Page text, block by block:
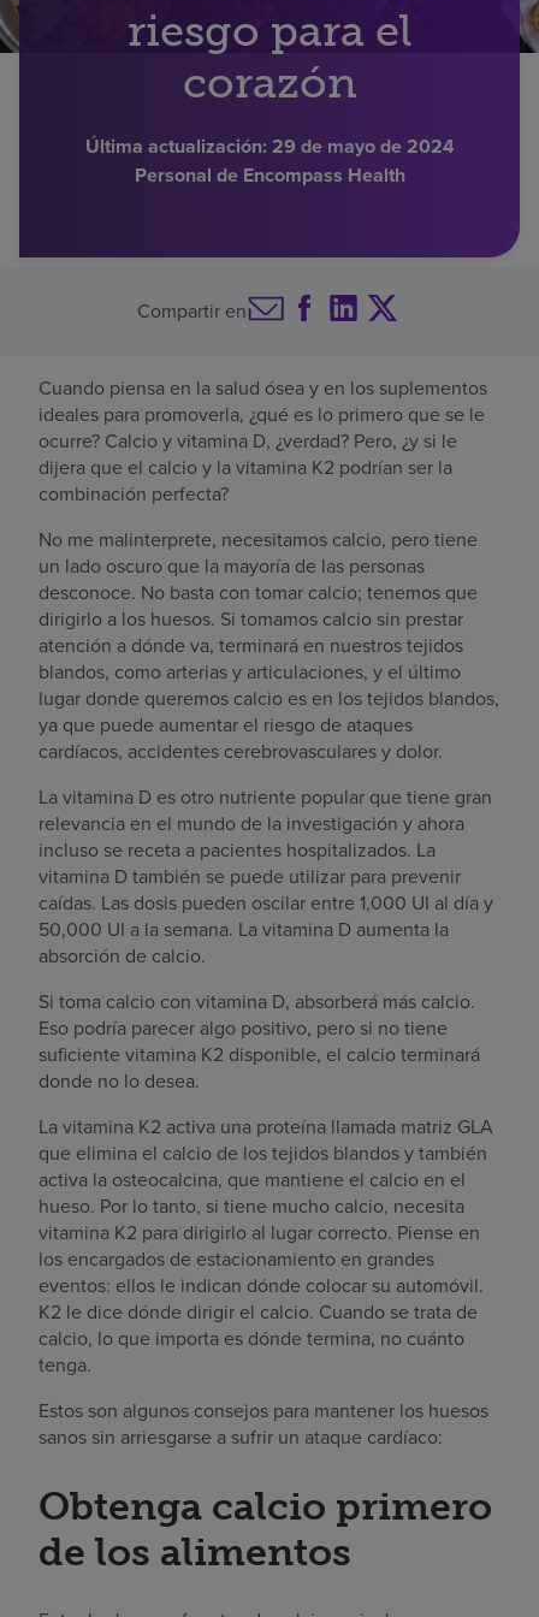
Buscar un centroriesgo para el
corazón
Última actualización: 29 de mayo de 2024
Personal de Encompass Health
Compartir en
Cuando piensa en la salud ósea y en los suplementos
ideales para promoverla, ¿qué es lo primero que se le
ocurre? Calcio y vitamina D, ¿verdad? Pero, ¿y si le
dijera que el calcio y la vitamina K2 podrían ser la
combinación perfecta?
No me malinterprete, necesitamos calcio, pero tiene
un lado oscuro que la mayoría de las personas
desconoce. No basta con tomar calcio; tenemos que
dirigirlo a los huesos. Si tomamos calcio sin prestar
atención a dónde va, terminará en nuestros tejidos
blandos, como arterias y articulaciones, y el último
lugar donde queremos calcio es en los tejidos blandos,
ya que puede aumentar el riesgo de ataques
cardíacos, accidentes cerebrovasculares y dolor.
La vitamina D es otro nutriente popular que tiene gran
relevancia en el mundo de la investigación y ahora
incluso se receta a pacientes hospitalizados. La
vitamina D también se puede utilizar para prevenir
caídas. Las dosis pueden oscilar entre 1,000 UI al día y
50,000 UI a la semana. La vitamina D aumenta la
absorción de calcio.
Si toma calcio con vitamina D, absorberá más calcio.
Eso podría parecer algo positivo, pero si no tiene
suficiente vitamina K2 disponible, el calcio terminará
donde no lo desea.
La vitamina K2 activa una proteína llamada matriz GLA
que elimina el calcio de los tejidos blandos y también
activa la osteocalcina, que mantiene el calcio en el
hueso. Por lo tanto, si tiene mucho calcio, necesita
vitamina K2 para dirigirlo al lugar correcto. Piense en
los encargados de estacionamiento en grandes
eventos: ellos le indican dónde colocar su automóvil.
K2 le dice dónde dirigir el calcio. Cuando se trata de
calcio, lo que importa es dónde termina, no cuánto
tenga.
Estos son algunos consejos para mantener los huesos
sanos sin arriesgarse a sufrir un ataque cardíaco:
Obtenga calcio primero
de los alimentos